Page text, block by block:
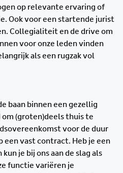
op relevante ervaring of
Ook voor een startende jurist
Collegialiteit en de drive om
voor onze leden vinden
als een rugzak vol
baan binnen een gezellig
(groten)deels thuis te
voor de duur
een vast contract. Heb je een
je bij ons aan de slag als
functie variëren je